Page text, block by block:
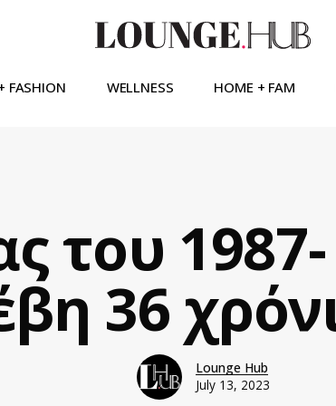
FASHION WELLNESS HOME + FAM
του
36
Lounge Hub
July 13, 2023